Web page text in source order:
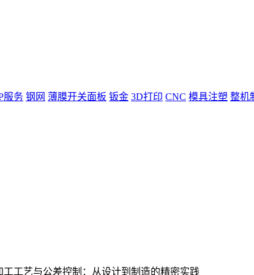
服务 钢网 薄膜开关面板 钣金 3D打印 CNC 模具注塑 整机
工工艺与公差控制：从设计到制造的精密实践